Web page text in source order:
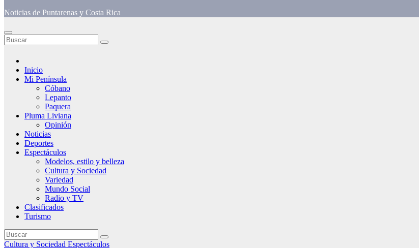
Noticias de Puntarenas y Costa Rica
Inicio
Mi Península
Cóbano
Lepanto
Paquera
Pluma Liviana
Opinión
Noticias
Deportes
Espectáculos
Modelos, estilo y belleza
Cultura y Sociedad
Variedad
Mundo Social
Radio y TV
Clasificados
Turismo
Cultura y Sociedad Espectáculos